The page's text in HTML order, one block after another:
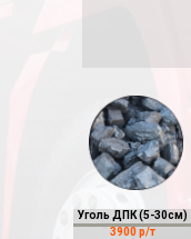
Уголь ДПК (5-30см)
3900 р/т